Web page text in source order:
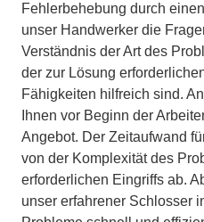
Fehlerbehebung durch
unser Handwerker die
Verständnis der Art des
der zur Lösung
Fähigkeiten hilfreich sind.
Ihnen vor Beginn der
Angebot. Der Zeitaufwand
von der Komplexität des
erforderlichen Eingriffs ab.
unser erfahrener Schlosser